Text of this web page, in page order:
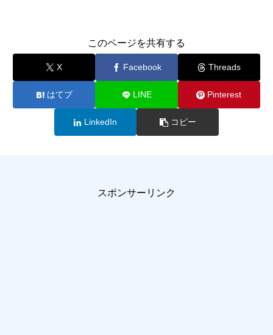
このページを共有する
X Facebook Threads
はてブ LINE Pinterest
LinkedIn コピー
スポンサーリンク